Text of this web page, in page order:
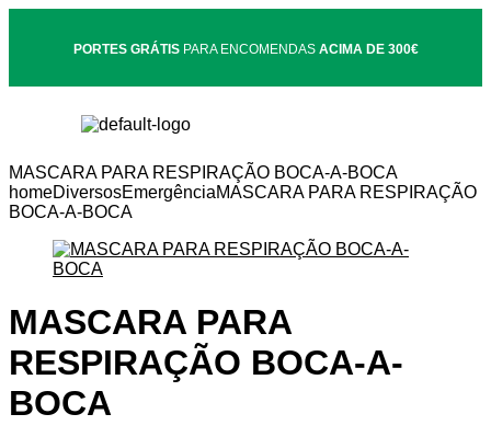
PORTES GRÁTISPARA ENCOMENDAS ACIMA DE 300€
MASCARA PARA RESPIRAÇÃO BOCA-A-BOCA
homeDiversosEmergênciaMASCARA PARA RESPIRAÇÃO
BOCA-A-BOCA
MASCARA PARA
RESPIRAÇÃO BOCA-A-
BOCA